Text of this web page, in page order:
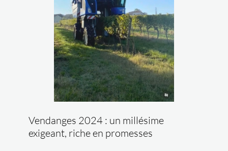
Vendanges 2024 : un millésime
exigeant, riche en promesses